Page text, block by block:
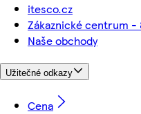
itesco.cz
Zákaznické centrum -
Naše obchody
Užitečné odkazy
Cena